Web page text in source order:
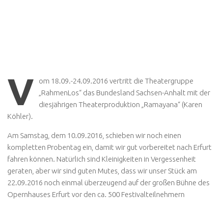
V
om 18.09.-24.09.2016 vertritt die Theatergruppe
„RahmenLos“ das Bundesland Sachsen-Anhalt mit der
diesjährigen Theaterproduktion „Ramayana“ (Karen
Köhler).
Am Samstag, dem 10.09.2016, schieben wir noch einen
kompletten Probentag ein, damit wir gut vorbereitet nach Erfurt
fahren können. Natürlich sind Kleinigkeiten in Vergessenheit
geraten, aber wir sind guten Mutes, dass wir unser Stück am
22.09.2016 noch einmal überzeugend auf der großen Bühne des
Opernhauses Erfurt vor den ca. 500 Festivalteilnehmern